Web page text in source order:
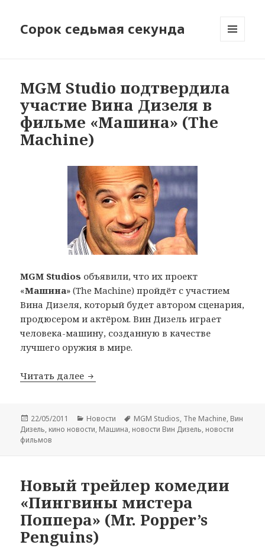
Сорок седьмая секунда
MGM Studio подтвердила
участие Вина Дизеля в
фильме «Машина» (The
Machine)
MGM Studios объявили, что их проект
«Машина» (The Machine) пройдёт с участием
Вина Дизеля, который будет автором сценария,
продюсером и актёром. Вин Дизель играет
человека-машину, созданную в качестве
лучшего оружия в мире.
Читать далее MGM Studio подтвердила участие
Опубликовано
22/05/2011 Рубрики
Новости Метки
MGM Studios, The Machine, Вин
Дизель, кино новости, Машина, новости Вин Дизель, новости
фильмов
Новый трейлер комедии
«Пингвины мистера
Поппера» (Mr. Popper’s
Penguins)